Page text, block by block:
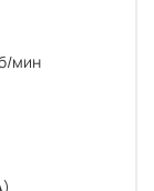
мин